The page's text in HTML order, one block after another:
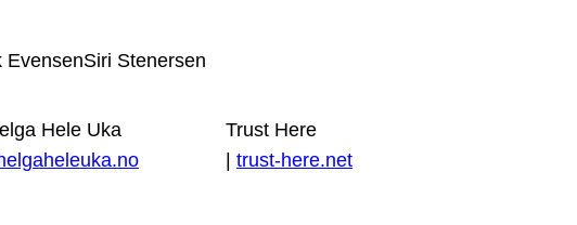
EvensenSiri Stenersen
Hele Uka
Trust Here
| trust-here.net